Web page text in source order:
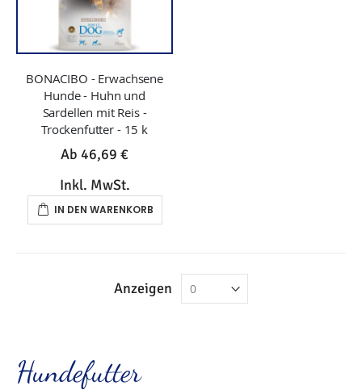
BONACIBO - Erwachsene
Hunde - Huhn und
Sardellen mit Reis -
Trockenfutter - 15 k
Ab 46,69 €
Inkl. MwSt.
IN DEN WARENKORB
Anzeigen
Hundefutter